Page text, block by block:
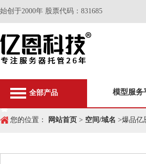
始创于2000年 股票代码：831685
全部产品 模型服务
您的位置： 网站首页 > 空间/域名 >爆品亿